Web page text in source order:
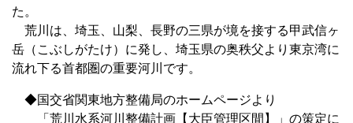
た。
荒川は、埼玉、山梨、長野の三県が境を接する甲武信ヶ
岳（こぶしがたけ）に発し、埼玉県の奥秩父より東京湾に
流れ下る首都圏の重要河川です。
◆国交省関東地方整備局のホームページより
「荒川水系河川整備計画【大臣管理区間】」の策定に